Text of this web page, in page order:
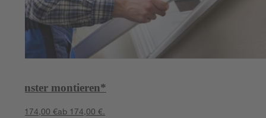
Fenster montieren*
ab 174,00 €ab 174,00 €.